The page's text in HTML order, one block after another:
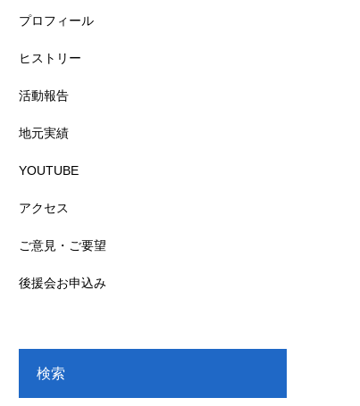
プロフィール
ヒストリー
活動報告
地元実績
YOUTUBE
アクセス
ご意見・ご要望
後援会お申込み
検索